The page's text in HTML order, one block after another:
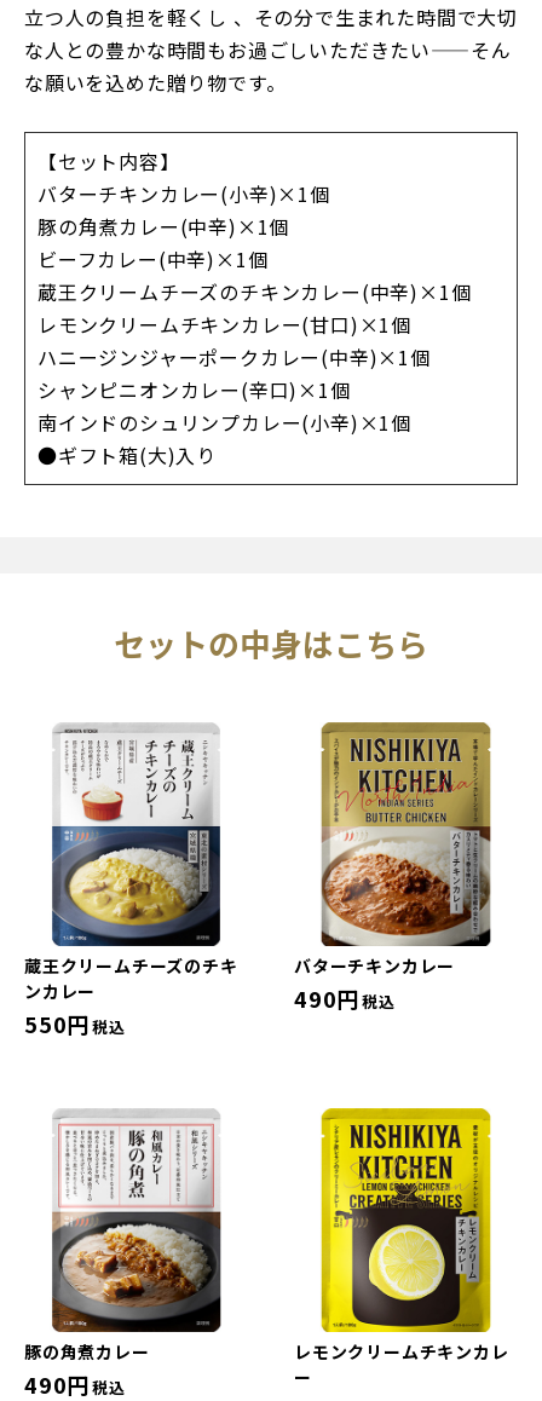
立つ人の負担を軽くし 、その分で生まれた時間で大切
な人との豊かな時間もお過ごしいただきたい——そん
な願いを込めた贈り物です。
【セット内容】
バターチキンカレー(小辛)×1個
豚の角煮カレー(中辛)×1個
ビーフカレー(中辛)×1個
蔵王クリームチーズのチキンカレー(中辛)×1個
レモンクリームチキンカレー(甘口)×1個
ハニージンジャーポークカレー(中辛)×1個
シャンピニオンカレー(辛口)×1個
南インドのシュリンプカレー(小辛)×1個
●ギフト箱(大)入り
セットの中身はこちら
蔵王クリームチーズのチキ
ンカレー
550円税込
バターチキンカレー
490円税込
豚の角煮カレー
490円税込
レモンクリームチキンカレ
ー